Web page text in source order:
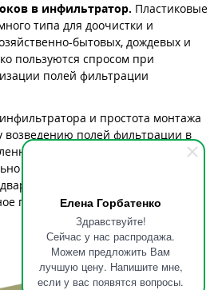
Елена Горбатенко
Здравствуйте!
Сейчас у нас распродажа.
Можем предложить Вам
лучшую цену. Напишите мне,
если у вас появятся вопросы.
в инфильтратор. Пластиковые
типа для доочистки и
бытовых, дождевых и
пользуются спросом при
полей фильтрации
и простота монтажа
возведению полей фильтрации в
строительстве.
сочетаются с любыми видами
очистку стоков на
поле".